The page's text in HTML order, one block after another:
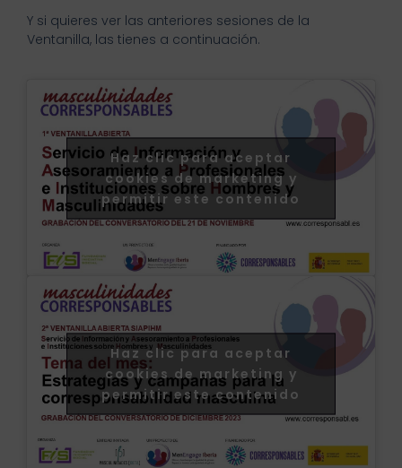
Y si quieres ver las anteriores sesiones de la
Ventanilla, las tienes a continuación.
Haz clic para aceptar
cookies de marketing y
permitir este contenido
Haz clic para aceptar
cookies de marketing y
permitir este contenido